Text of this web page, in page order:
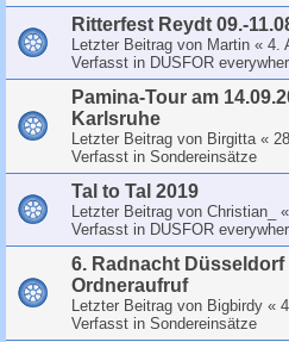
Ritterfest Reydt 09.-
Letzter Beitrag von Martin « 4.
Verfasst in DUSFOR
Pamina-Tour am
Karlsruhe
Letzter Beitrag von Birgitta«
Verfasst in Sondereinsätze
Tal to Tal 2019
Letzter Beitrag von Christian_ «
Verfasst in DUSFOR
6. Radnacht Düsseldorf
Ordneraufruf
Letzter Beitrag von Bigbirdy «
Verfasst in Sondereinsätze